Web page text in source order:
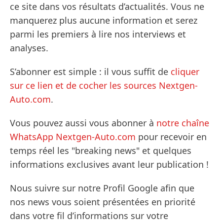
ce site dans vos résultats d’actualités. Vous ne
manquerez plus aucune information et serez
parmi les premiers à lire nos interviews et
analyses.
S’abonner est simple : il vous suffit de cliquer
sur ce lien et de cocher les sources Nextgen-
Auto.com.
Vous pouvez aussi vous abonner à notre chaîne
WhatsApp Nextgen-Auto.com pour recevoir en
temps réel les "breaking news" et quelques
informations exclusives avant leur publication !
Nous suivre sur notre Profil Google afin que
nos news vous soient présentées en priorité
dans votre fil d’informations sur votre